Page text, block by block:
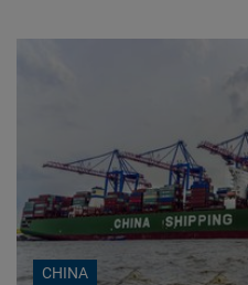
CHINA